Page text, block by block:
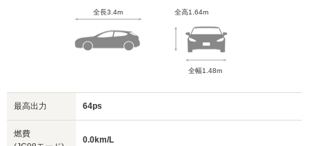
全長3.4m 全高1.64m
全幅1.48m
最高出力 64ps
燃費
0.0km/L